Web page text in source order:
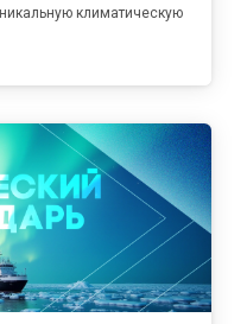
климатическую